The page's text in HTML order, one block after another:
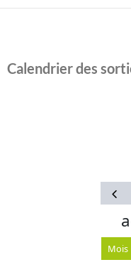
Calendrier des